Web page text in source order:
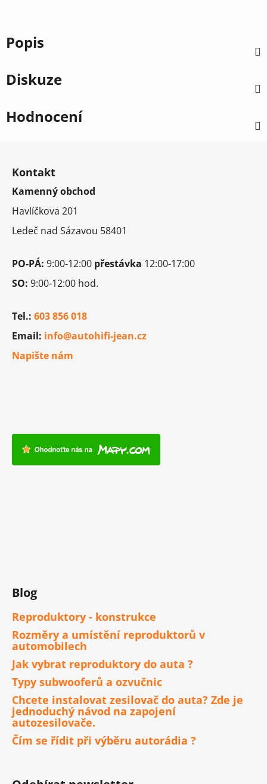
Popis
Diskuze
Hodnocení
Kontakt
Kamenný obchod
Havlíčkova 201
Ledeč nad Sázavou 58401
PO-PÁ: 9:00-12:00 přestávka 12:00-17:00
SO: 9:00-12:00 hod.
Tel.: 603 856 018
Email: info@autohifi-jean.cz
Napište nám
Blog
Reproduktory - konstrukce
Rozměry a umístění reproduktorů v
automobilech
Jak vybrat reproduktory do auta ?
Typy subwooferů a ozvučnic
Chcete instalovat zesilovač do auta? Zde je
jednoduchý návod na zapojení
autozesilovače.
Čím se řídit při výběru autorádia ?